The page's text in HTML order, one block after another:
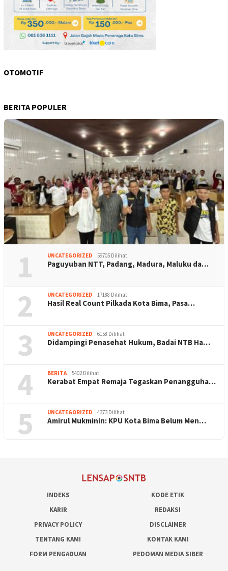
OTOMOTIF
BERITA POPULER
1 UNCATEGORIZED 59705 Dilihat
Paguyuban NTT, Padang, Madura, Maluku da…
2 UNCATEGORIZED 17188 Dilihat
Hasil Real Count Pilkada Kota Bima, Pasa…
3 UNCATEGORIZED 6158 Dilihat
Didampingi Penasehat Hukum, Badai NTB Ha…
4 BERITA 5402 Dilihat
Kerabat Empat Remaja Tegaskan Penangguha…
5 UNCATEGORIZED 4373 Dilihat
Amirul Mukminin: KPU Kota Bima Belum Men…
INDEKS
KODE ETIK
KARIR
REDAKSI
PRIVACY POLICY
DISCLAIMER
TENTANG KAMI
KONTAK KAMI
FORM PENGADUAN
PEDOMAN MEDIA SIBER